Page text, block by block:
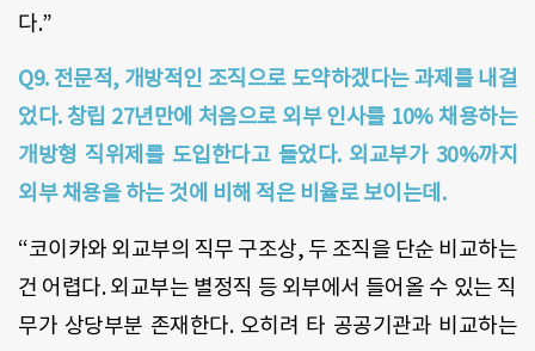
다.”
Q9. 전문적, 개방적인 조직으로 도약하겠다는 과제를 내걸
었다. 창립 27년만에 처음으로 외부 인사를 10% 채용하는
개방형 직위제를 도입한다고 들었다. 외교부가 30%까지
외부 채용을 하는 것에 비해 적은 비율로 보이는데.
“코이카와 외교부의 직무 구조상, 두 조직을 단순 비교하는
건 어렵다. 외교부는 별정직 등 외부에서 들어올 수 있는 직
무가 상당부분 존재한다. 오히려 타 공공기관과 비교하는